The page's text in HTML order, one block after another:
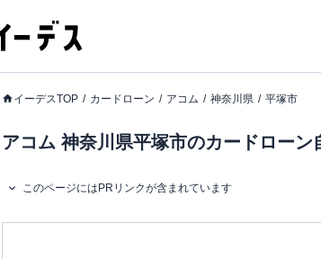
イーデスTOP カードローン アコム 神奈川県 平塚市
アコム 神奈川県平塚市のカードロー
このページにはPRリンクが含まれています